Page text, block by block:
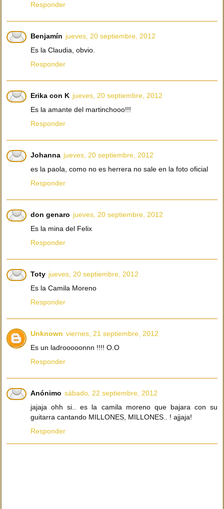
Responder
Benjamín jueves, 20 septiembre, 2012
Es la Claudia, obvio.
Responder
Erika con K jueves, 20 septiembre, 2012
Es la amante del martinchooo!!!
Responder
Johanna jueves, 20 septiembre, 2012
es la paola, como no es herrera no sale en la foto oficial
Responder
don genaro jueves, 20 septiembre, 2012
Es la mina del Felix
Responder
Toty jueves, 20 septiembre, 2012
Es la Camila Moreno
Responder
Unknown viernes, 21 septiembre, 2012
Es un ladrooooonnn !!!! O.O
Responder
Anónimo sábado, 22 septiembre, 2012
jajaja ohh si.. es la camila moreno que bajara con su
guitarra cantando MILLONES, MILLONES.. ! ajjaja!
Responder